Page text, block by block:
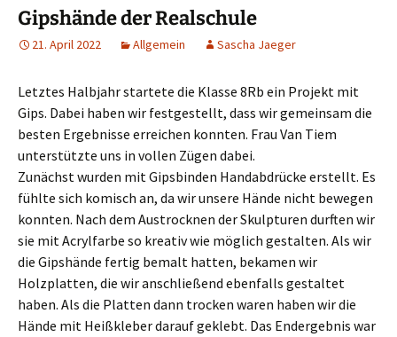
Gipshände der Realschule
21. April 2022 Allgemein Sascha Jaeger
Letztes Halbjahr startete die Klasse 8Rb ein Projekt mit
Gips. Dabei haben wir festgestellt, dass wir gemeinsam die
besten Ergebnisse erreichen konnten. Frau Van Tiem
unterstützte uns in vollen Zügen dabei.
Zunächst wurden mit Gipsbinden Handabdrücke erstellt. Es
fühlte sich komisch an, da wir unsere Hände nicht bewegen
konnten. Nach dem Austrocknen der Skulpturen durften wir
sie mit Acrylfarbe so kreativ wie möglich gestalten. Als wir
die Gipshände fertig bemalt hatten, bekamen wir
Holzplatten, die wir anschließend ebenfalls gestaltet
haben. Als die Platten dann trocken waren haben wir die
Hände mit Heißkleber darauf geklebt. Das Endergebnis war